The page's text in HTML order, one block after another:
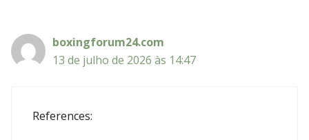
boxingforum24.com
13 de julho de 2026 às 14:47
References: